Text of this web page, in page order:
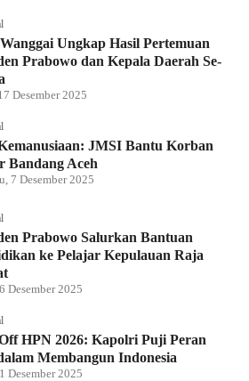
Ungkap Hasil Pertemuan
Prabowo dan Kepala Daerah Se-
Desember 2025
JMSI Bantu Korban
Bandang Aceh
7 Desember 2025
Prabowo Salurkan Bantuan
ke Pelajar Kepulauan Raja
Desember 2025
HPN 2026: Kapolri Puji Peran
Membangun Indonesia
Desember 2025